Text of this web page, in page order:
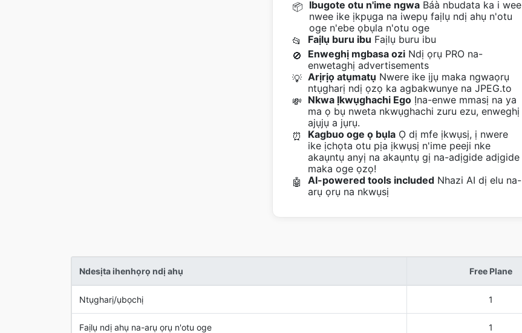
📦 Ibugote otu n'ime ngwaBáà nbudata ka i wee
nwee ike ịkpụga na iwepụ faịlụ ndị ahụ n'otu
oge n'ebe ọbụla n'otu oge
📂
Faịlụ buru ibu Faịlụ buru ibu
🚫
Enweghị mgbasa oziNdị ọrụ PRO na-
enwetaghị advertisements
💡 Arịrịọ atụmatụ Nwere ike ịjụ maka ngwaọrụ
ntụgharị ndị ọzọ ka agbakwunye na JPEG.to
💸 Nkwa Ịkwụghachi EgoỊna-enwe mmasị na ya
ma ọ bụ nweta nkwụghachi zuru ezu, enweghị
ajụjụ a jụrụ.
⏰
Kagbuo oge ọ bụlaỌ dị mfe ịkwụsị, ị nwere
ike ịchọta otu pịa ịkwụsị n'ime peeji nke
akaụntụ anyị na akaụntụ gị na-adịgide adịgide
maka oge ọzọ!
🤖
AI-powered tools includedNhazi AI dị elu na-
arụ ọrụ na nkwụsị
Ndesịta ihenhọrọ ndị ahụ Free Plane
Ntụgharị/ụbọchị 1
Faịlụ ndị ahụ na-arụ ọrụ n'otu oge 1